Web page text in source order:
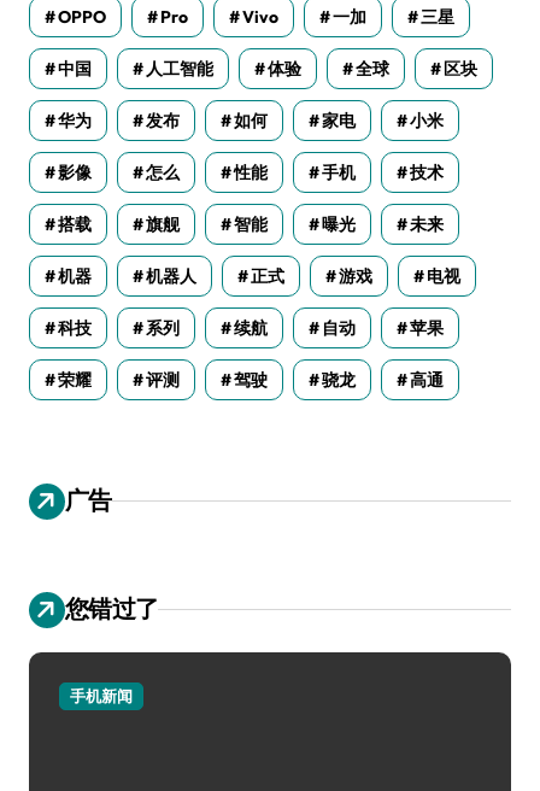
OPPO Pro Vivo 一加 三星
中国 人工智能 体验 全球 区块
华为 发布 如何 家电 小米
影像 怎么 性能 手机 技术
搭载 旗舰 智能 曝光 未来
机器 机器人 正式 游戏 电视
科技 系列 续航 自动 苹果
荣耀 评测 驾驶 骁龙 高通
广告
您错过了
手机新闻